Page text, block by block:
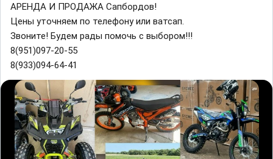
АРЕНДА И ПРОДАЖА Сапбордов!
Цены уточняем по телефону или ватсап.
Звоните! Будем рады помочь с выбором!!!
8(951)097-20-55
8(933)094-64-41